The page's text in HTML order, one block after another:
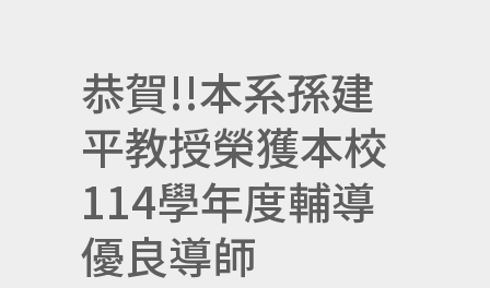
恭賀!!本系孫建
平教授榮獲本校
114學年度輔導
優良導師